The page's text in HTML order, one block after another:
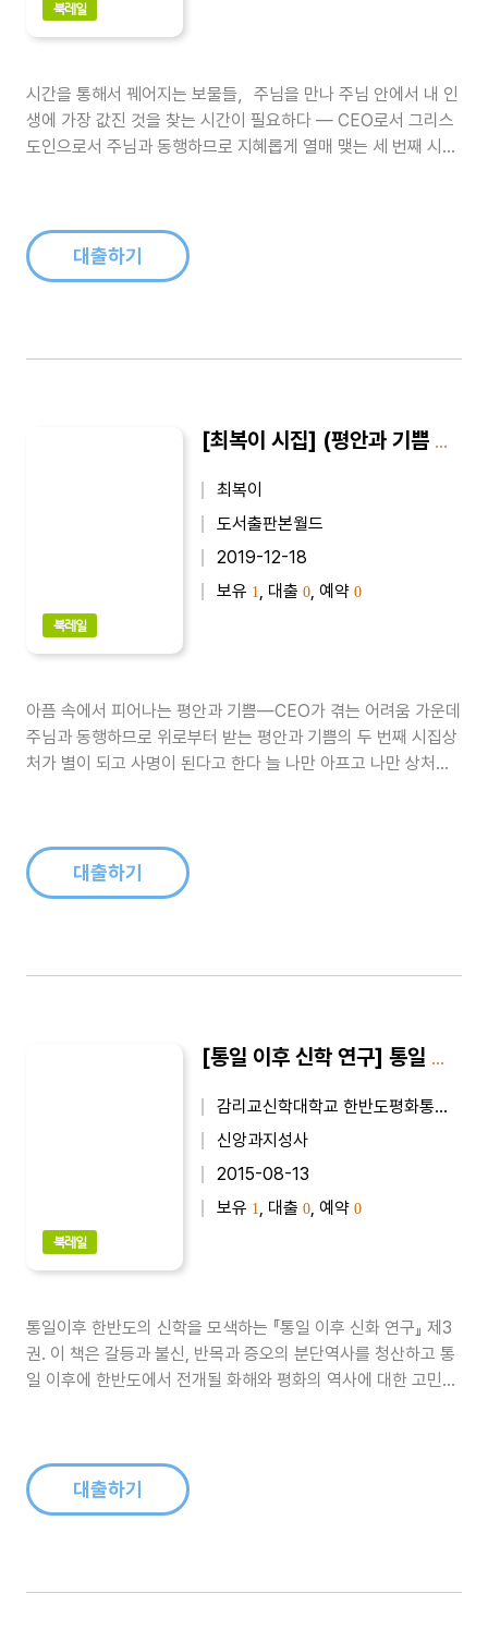
북레일
시간을 통해서 꿰어지는 보물들，주님을 만나 주님 안에서 내 인
생에 가장 값진 것을 찾는 시간이 필요하다 ― CEO로서 그리스
도인으로서 주님과 동행하므로 지혜롭게 열매 맺는 세 번째 시집
고 싶다，그리고 더..
대출하기
북레일
[최복이 시집] (평안과 기쁨 시) 아직도 만지면 아픕니다 : 최복이 제7시집
최복이
도서출판본월드
2019-12-18
보유 1 , 대출 0 , 예약 0
아픔 속에서 피어나는 평안과 기쁨―CEO가 겪는 어려움 가운데
주님과 동행하므로 위로부터 받는 평안과 기쁨의 두 번째 시집상
처가 별이 되고 사명이 된다고 한다 늘 나만 아프고 나만 상처받
게 오신 이를 만났다 그..
대출하기
북레일
[통일 이후 신학 연구] 통일 이후 신학 연구 3
감리교신학대학교 한반도평화통일신학연구소
신앙과지성사
2015-08-13
보유 1 , 대출 0 , 예약 0
통일이후 한반도의 신학을 모색하는 『통일 이후 신화 연구』 제3
권. 이 책은 갈등과 불신, 반목과 증오의 분단역사를 청산하고 통
일 이후에 한반도에서 전개될 화해와 평화의 역사에 대한 고민을
대출하기